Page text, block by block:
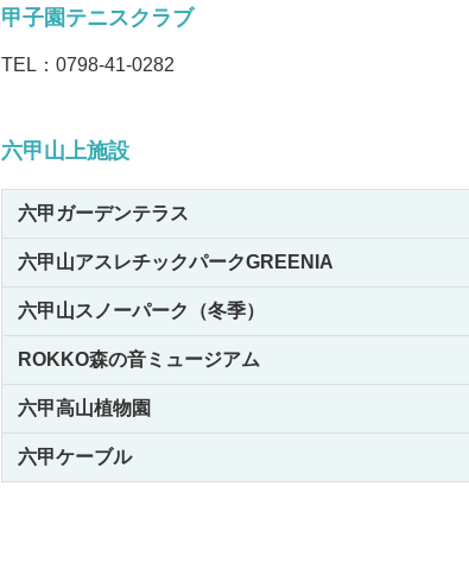
甲子園テニスクラブ
TEL： 0798-41-0282
六甲山上施設
六甲ガーデンテラス
六甲山アスレチックパークGREENIA
六甲山スノーパーク（冬季）
ROKKO森の音ミュージアム
六甲高山植物園
六甲ケーブル